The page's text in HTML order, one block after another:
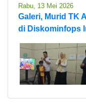
Rabu, 13 Mei 2026
Galeri, Murid TK
di Diskominfops